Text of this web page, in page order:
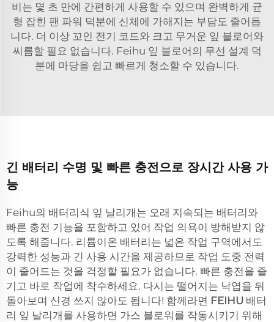
비는 몇 초 만에 간편하게 사용할 수 있으며 완벽하게 균
형 잡힌 팬 파워 덕분에 신체에 가해지는 부담도 줄어듭
니다. 더 이상 꼬인 전기 코드와 크고 무거운 잎 블로어와
씨름할 필요 없습니다. Feihu 잎 블로어의 무선 설계 덕
분에 마당을 쉽고 빠르게 청소할 수 있습니다.
긴 배터리 수명 및 빠른 충전으로 장시간 사용 가
능
Feihu의 배터리식 잎 날리개는 오래 지속되는 배터리와
빠른 충전 기능을 포함하고 있어 작업 의욕이 방해받지 않
도록 해줍니다. 리튬이온 배터리는 넓은 작업 구역에서도
강력한 성능과 긴 사용 시간을 제공하므로 작업 도중 전력
이 줄어드는 것을 걱정할 필요가 없습니다. 빠른 충전을 즐
기고 바로 작업에 착수하세요. 다시는 떨어지는 낙엽을 뒤
돌아보며 신경 쓰지 않아도 됩니다! 함께라면 FEIHU 배터
리 잎 날리개를 사용하면 가스 블로워를 작동시키기 위해